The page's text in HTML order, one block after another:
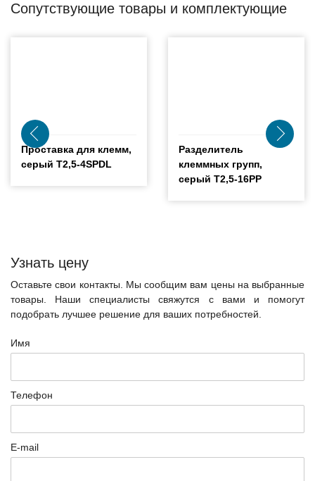
Сопутствующие товары и комплектующие
Проставка для клемм,
серый T2,5-4SPDL
Разделитель
клеммных групп,
серый T2,5-16PP
Узнать цену
Оставьте свои контакты. Мы сообщим вам цены на выбранные
товары. Наши специалисты свяжутся с вами и помогут
подобрать лучшее решение для ваших потребностей.
Имя
Телефон
E-mail